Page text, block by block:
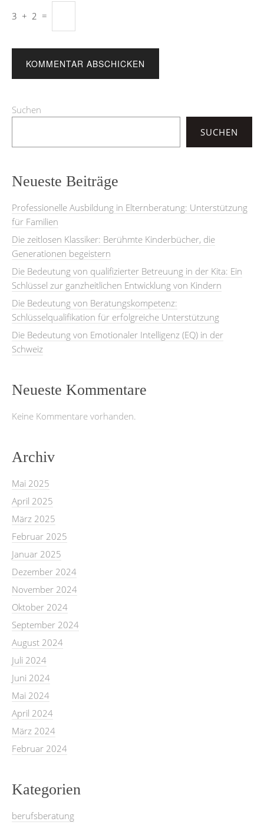
3 + 2 =
Suchen
SUCHEN
Neueste Beiträge
Professionelle Ausbildung in Elternberatung: Unterstützung
für Familien
Die zeitlosen Klassiker: Berühmte Kinderbücher, die
Generationen begeistern
Die Bedeutung von qualifizierter Betreuung in der Kita: Ein
Schlüssel zur ganzheitlichen Entwicklung von Kindern
Die Bedeutung von Beratungskompetenz:
Schlüsselqualifikation für erfolgreiche Unterstützung
Die Bedeutung von Emotionaler Intelligenz (EQ) in der
Schweiz
Neueste Kommentare
Keine Kommentare vorhanden.
Archiv
Mai 2025
April 2025
März 2025
Februar 2025
Januar 2025
Dezember 2024
November 2024
Oktober 2024
September 2024
August 2024
Juli 2024
Juni 2024
Mai 2024
April 2024
März 2024
Februar 2024
Kategorien
berufsberatung